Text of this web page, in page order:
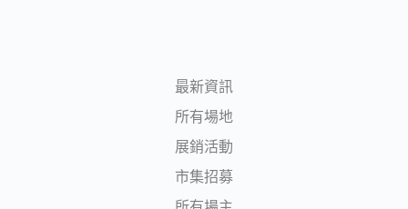
最新資訊
所有場地
展銷活動
市集招募